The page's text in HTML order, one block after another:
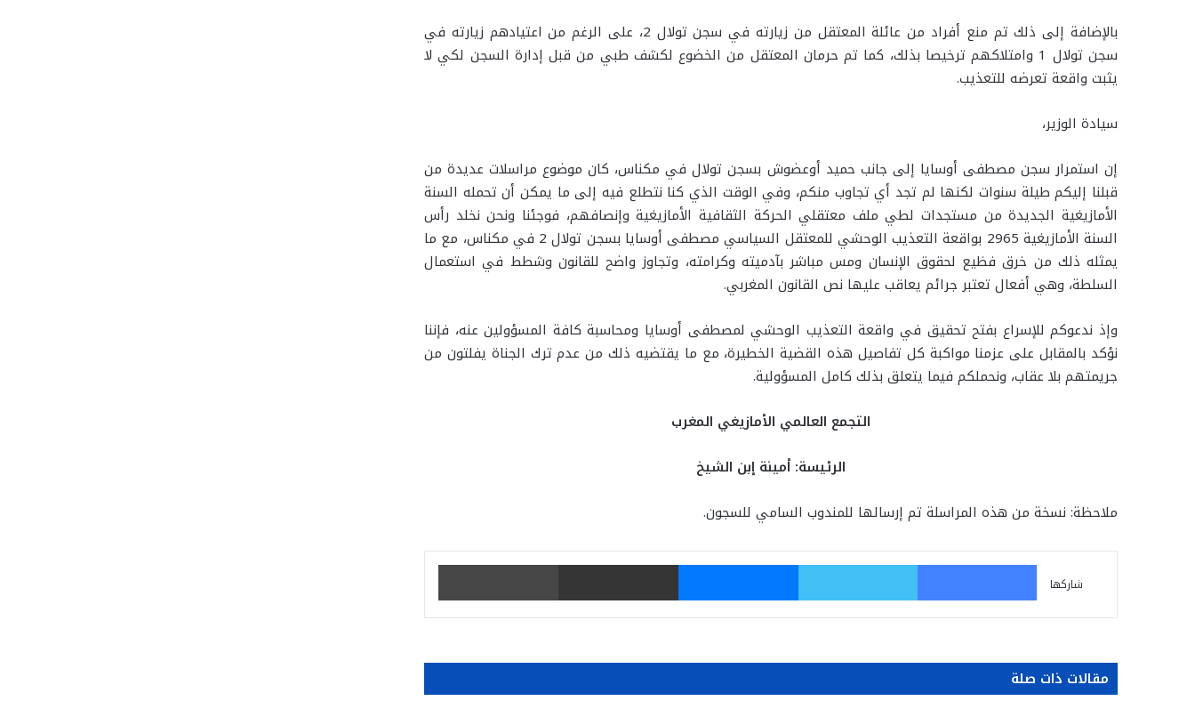
بالإضافة إلى ذلك تم منع أفراد من عائلة المعتقل من زيارته في سجن تولال 2، على الرغم من اعتيادهم زيارته في
سجن تولال 1 وامتلاكهم ترخيصا بذلك، كما تم حرمان المعتقل من الخضوع لكشف طبي من قبل إدارة السجن لكي لا
يثبت واقعة تعرضه للتعذيب.
سيادة الوزير،
إن استمرار سجن مصطفى أوسايا إلى جانب حميد أوعضوش بسجن تولال في مكناس، كان موضوع مراسلات عديدة من
قبلنا إليكم طيلة سنوات لكنها لم تجد أي تجاوب منكم، وفي الوقت الذي كنا نتطلع فيه إلى ما يمكن أن تحمله السنة
الأمازيغية الجديدة من مستجدات لطي ملف معتقلي الحركة الثقافية الأمازيغية وإنصافهم، فوجئنا ونحن نخلد رأس
السنة الأمازيغية 2965 بواقعة التعذيب الوحشي للمعتقل السياسي مصطفى أوسايا بسجن تولال 2 في مكناس، مع ما
يمثله ذلك من خرق فظيع لحقوق الإنسان ومس مباشر بآدميته وكرامته، وتجاوز واضح للقانون وشطط في استعمال
السلطة، وهي أفعال تعتبر جرائم يعاقب عليها نص القانون المغربي.
وإذ ندعوكم للإسراع بفتح تحقيق في واقعة التعذيب الوحشي لمصطفى أوسايا ومحاسبة كافة المسؤولين عنه، فإننا
نؤكد بالمقابل على عزمنا مواكبة كل تفاصيل هذه القضية الخطيرة، مع ما يقتضيه ذلك من عدم ترك الجناة يفلتون من
جريمتهم بلا عقاب، ونحملكم فيما يتعلق بذلك كامل المسؤولية.
التجمع العالمي الأمازيغي المغرب
الرئيسة: أمينة إبن الشيخ
ملاحظة: نسخة من هذه المراسلة تم إرسالها للمندوب السامي للسجون.
شاركها
فيسبوك تويتر ماسنجر مشاركة عبر البريد
مقالات ذات صلة